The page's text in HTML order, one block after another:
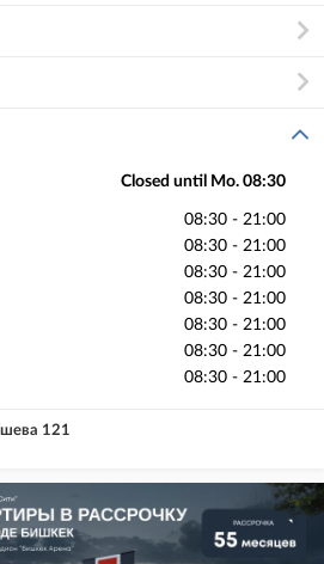
Closed until Mo. 08:30
08:30 - 21:00
08:30 - 21:00
08:30 - 21:00
08:30 - 21:00
08:30 - 21:00
08:30 - 21:00
08:30 - 21:00
121